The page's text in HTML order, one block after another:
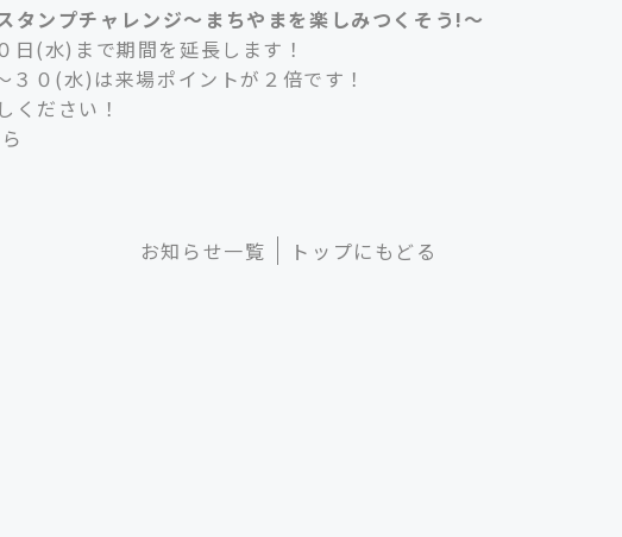
ンプチャレンジ～まちやまを楽しみつくそう!～
日(水)まで期間を延長します！
３０(水)は来場ポイントが２倍です！
ください！
お知らせ一覧 トップにもどる